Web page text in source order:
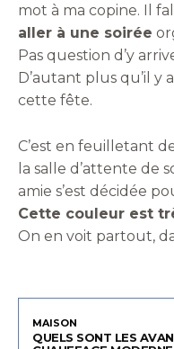
mot à ma copine. Il
aller à une soirée
Pas question d’y
D’autant plus qu’il y
cette fête.
C’est en feuilletant
la salle d’attente de
amie s’est décidée
Cette couleur est
On en voit partout,
MAISON
QUELS SONT LES